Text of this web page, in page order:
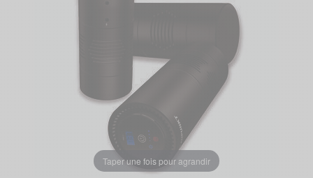
Taper une fois pour agrandir